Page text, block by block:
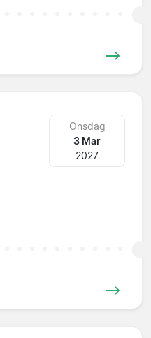
Onsdag
3 Mar
2027